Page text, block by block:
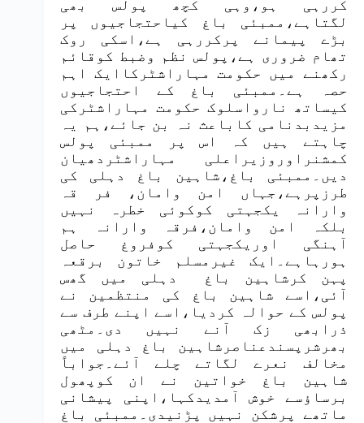
کررہی ہو،وہی کچھ پولس بھی
لگتاہے،ممبئی باغ کیاحتجاجیوں پر
بڑے پیمانے پرکررہی ہے،اسکی روک
تھام ضروری ہے،پولس نظم وضبط کوقائم
رکھنے میں حکومت مہاراشٹرکاایک اہم
حصہ ہے۔ممبئی باغ کے احتجاجیوں
کیساتھ نارواسلوک حکومت مہاراشٹرکی
مزیدبدنامی کاباعث نہ بن جائے،ہم یہ
چاہتے ہیں کہ اس پر ممبئی پولس
کمشنراوروزیراعلی مہاراشٹردھیان
دیں۔ممبئی باغ،شاہین باغ دہلی کی
طرزپرہے،جہاں امن وامان، فر قہ
وارانہ یکجہتی کوکوئی خطرہ نہیں
بلکہ امن وامان،فرقہ وارانہ ہم
آہنگی اوریکجہتی کوفروغ حاصل
ہورہاہے۔ایک غیرمسلم خاتون برقعہ
پہن کرشاہین باغ دہلی میں گھس
آئی،اسے شاہین باغ کی منتظمین نے
پولس کے حوالہ کردیا،اسے اپنے طرف سے
ذرابھی زک آنے نہیں دی۔مٹھی
بھرشرپسندعناصرشاہین باغ دہلی میں
مخالف نعرے لگاتے چلے آئے۔جواباً
شاہین باغ خواتین نے ان کوپھول
برساؤسے خوش آمدیدکہا،اپنی پیشانی
ماتھے پرشکن نہیں پڑنیدی۔ممبئی باغ